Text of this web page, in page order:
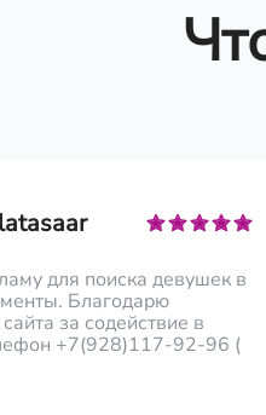
для поиска девушек в
Благодарю
за содействие в
+7(928)117-92-96 (